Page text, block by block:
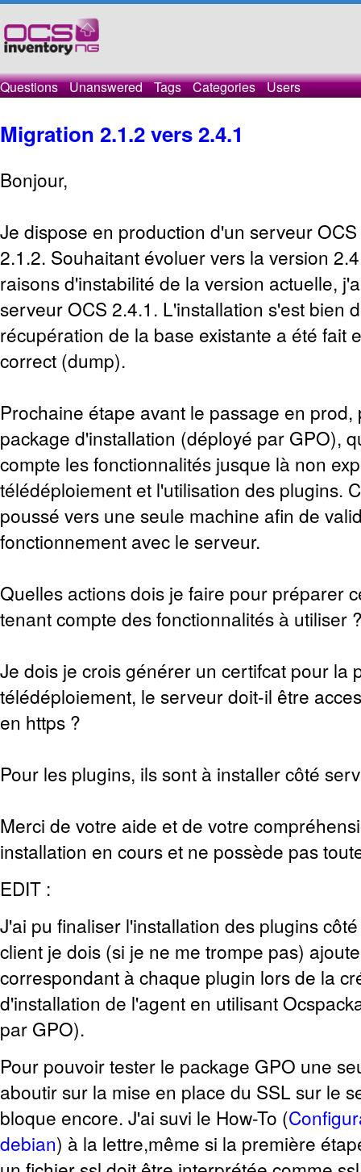
Questions Unanswered Tags Categories Users
Migration 2.1.2 vers 2.4.1
Bonjour,
Je dispose en production d'un serveur
2.1.2. Souhaitant évoluer vers la version
raisons d'instabilité de la version actuelle,
serveur OCS 2.4.1. L'installation s'est bien
récupération de la base existante a été fait
correct (dump).
Prochaine étape avant le passage en
package d'installation (déployé par GPO),
compte les fonctionnalités jusque là non
télédéploiement et l'utilisation des plugins.
poussé vers une seule machine afin de
fonctionnement avec le serveur.
Quelles actions dois je faire pour préparer
tenant compte des fonctionnalités à utiliser
Je dois je crois générer un certifcat pour la
télédéploiement, le serveur doit-il être
en https ?
Pour les plugins, ils sont à installer côté
Merci de votre aide et de votre
installation en cours et ne possède pas
EDIT :
J'ai pu finaliser l'installation des plugins
client je dois (si je ne me trompe pas)
correspondant à chaque plugin lors de la
d'installation de l'agent en utilisant
par GPO).
Pour pouvoir tester le package GPO une
aboutir sur la mise en place du SSL sur le
bloque encore. J'ai suvi le How-To (
debian) à la lettre,même si la première